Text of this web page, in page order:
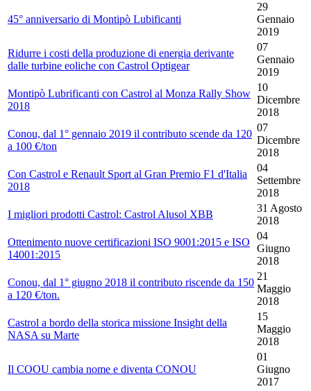
45° anniversario di Montipò Lubificanti
29
Gennaio
2019
Ridurre i costi della produzione di energia derivante
dalle turbine eoliche con Castrol Optigear
07
Gennaio
2019
Montipò Lubrificanti con Castrol al Monza Rally Show
2018
10
Dicembre
2018
Conou, dal 1° gennaio 2019 il contributo scende da 120
a 100 €/ton
07
Dicembre
2018
Con Castrol e Renault Sport al Gran Premio F1 d'Italia
2018
04
Settembre
2018
I migliori prodotti Castrol: Castrol Alusol XBB
31 Agosto
2018
Ottenimento nuove certificazioni ISO 9001:2015 e ISO
14001:2015
04
Giugno
2018
Conou, dal 1° giugno 2018 il contributo riscende da 150
a 120 €/ton.
21
Maggio
2018
Castrol a bordo della storica missione Insight della
NASA su Marte
15
Maggio
2018
Il COOU cambia nome e diventa CONOU
01
Giugno
2017